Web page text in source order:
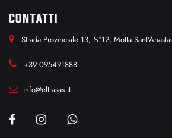
CONTATTI
Strada Provinciale 13, N°12, Motta
+39 095491888
info@eltrasas.it